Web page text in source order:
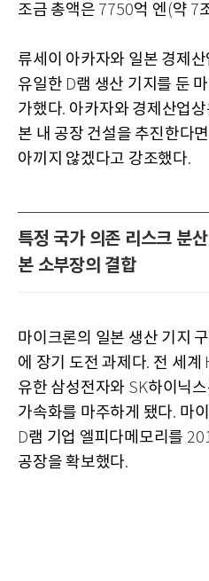
조금 총액은 7750억 엔 (약 7
류세이 아카자와 일본 경제
유일한 D램 생산 기지를 둔
가했다. 아카자와 경제산업
본 내 공장 건설을 추진한다
아끼지 않겠다고 강조했다.
특정 국가 의존 리스크 분
본 소부장의 결합
마이크론의 일본 생산 기지
에 장기 도전 과제다. 전 세계
유한 삼성전자와 SK하이닉
가속화를 마주하게 됐다. 마
D램 기업 엘피다메모리를
공장을 확보했다.